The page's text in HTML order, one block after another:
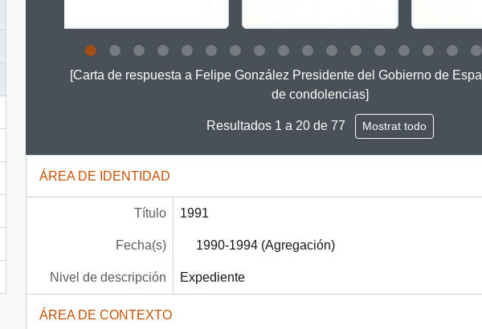
Clicking this description title link will open the description view page for
[Carta de respuesta a Felipe González Presidente del Gobierno de
de condolencias]
Resultados 1 a 20 de 77 Mostrat todo
ÁREA DE IDENTIDAD
Título 1991
Fecha(s) 1990-1994 (Agregación)
Nivel de descripción Expediente
ÁREA DE CONTEXTO